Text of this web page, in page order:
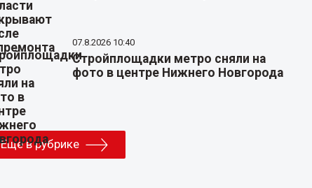
07.8.2026 10:40
Стройплощадки метро сняли на
фото в центре Нижнего Новгорода
Еще в рубрике